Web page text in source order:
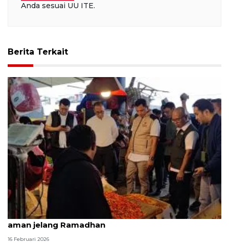
Anda sesuai UU ITE.
Berita Terkait
Bapanas pastikan pasokan pangan Jabodetabek
aman jelang Ramadhan
16 Februari 2026